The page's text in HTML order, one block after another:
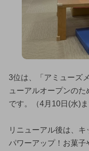
3位は、「アミューズ
ューアルオープンの
です。（4月10日(水)ま
リニューアル後は、
パワーアップ！お菓子